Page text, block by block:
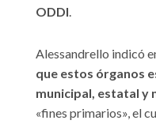
ODDI
Alessandrello indicó
que estos órganos
municipal, estatal y
«fines primarios», el